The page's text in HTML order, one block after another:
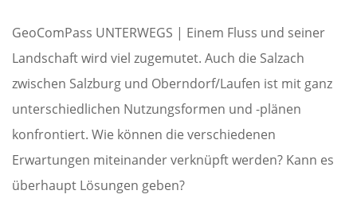
GeoComPass UNTERWEGS | Einem Fluss und seiner
Landschaft wird viel zugemutet. Auch die Salzach
zwischen Salzburg und Oberndorf/Laufen ist mit ganz
unterschiedlichen Nutzungsformen und -plänen
konfrontiert. Wie können die verschiedenen
Erwartungen miteinander verknüpft werden? Kann es
überhaupt Lösungen geben?